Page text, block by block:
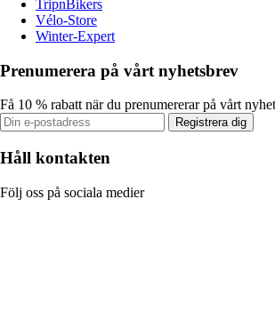
TripnBikers
Vélo-Store
Winter-Expert
Prenumerera på vårt nyhetsbrev
Få 10 % rabatt när du prenumererar på vårt
Registrera dig
Håll kontakten
Följ oss på sociala medier